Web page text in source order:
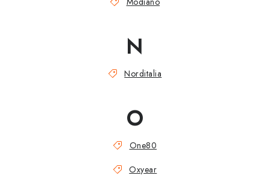
N
Norditalia
O
One80
Oxyear